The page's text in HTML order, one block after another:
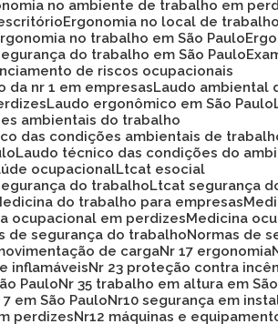
no ambiente de trabalho em
Ergonomia no local de trabalho
Ergonomia no trabalho em São Paulo
do trabalho em São Paulo
de riscos ocupacionais
da nr 1 em empresas
Laudo
Laudo ergonômico em São Paulo
ambientais do trabalho
das condições ambientais de
Laudo técnico das condições do
ocupacional Ltcat esocial
do trabalho
Ltcat segurança
Medicina do trabalho para empresas
ocupacional em perdizes
Medicina
de segurança do trabalho
Normas de
movimentação de carga Nr 17 ergonomia
inflamáveis
Nr 23 proteção contra
Paulo
Nr 35 trabalho em altura em
7 em São Paulo
Nr10 segurança em
perdizes
Nr12 máquinas e